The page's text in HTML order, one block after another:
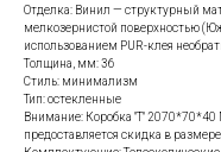
Отделка: Винил — структурный
мелкозернистой поверхностью
использованием PUR-клея
Толщина, мм: 36
Стиль: минимализм
Тип: остекленные
Внимание: Коробка "Т" 2070*70*40
предоставляется скидка в размере